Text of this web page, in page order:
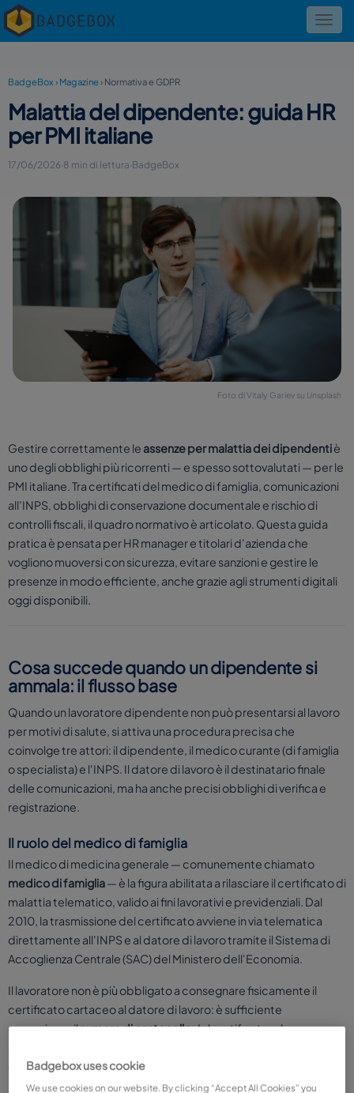
BadgeBox › Magazine › Normativa e GDPR
Malattia del dipendente: guida HR
per PMI italiane
17/06/2026·8 min di lettura·BadgeBox
Foto di Vitaly Gariev su Unsplash
Gestire correttamente le assenze per malattia dei dipendentiè
uno degli obblighi più ricorrenti — e spesso sottovalutati — per le
PMI italiane. Tra certificati del medico di famiglia, comunicazioni
all'INPS, obblighi di conservazione documentale e rischio di
controlli fiscali, il quadro normativo è articolato. Questa guida
pratica è pensata per HR manager e titolari d'azienda che
vogliono muoversi con sicurezza, evitare sanzioni e gestire le
presenze in modo efficiente, anche grazie agli strumenti digitali
oggi disponibili.
Cosa succede quando un dipendente si
ammala: il flusso base
Quando un lavoratore dipendente non può presentarsi al lavoro
per motivi di salute, si attiva una procedura precisa che
coinvolge tre attori: il dipendente, il medico curante (di famiglia
o specialista) e l'INPS. Il datore di lavoro è il destinatario finale
delle comunicazioni, ma ha anche precisi obblighi di verifica e
registrazione.
Il ruolo del medico di famiglia
Il medico di medicina generale — comunemente chiamato
medico di famiglia— è la figura abilitata a rilasciare il certificato di
malattia telematico, valido ai fini lavorativi e previdenziali. Dal
2010, la trasmissione del certificato avviene in via telematica
direttamente all'INPS e al datore di lavoro tramite il Sistema di
Accoglienza Centrale (SAC) del Ministero dell'Economia.
Il lavoratore non è più obbligato a consegnare fisicamente il
certificato cartaceo al datore di lavoro: è sufficiente
comunicare ilnumero di protocollodel certificato, che
canali INPS.
Badgebox uses cookie
We use cookies on our website. By clicking “Accept All Cookies” you